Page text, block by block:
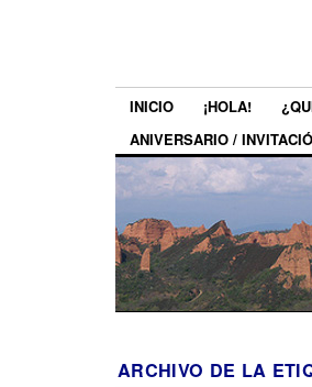
INICIO ¡HOLA!
ANIVERSARIO /
ARCHIVO DE LA